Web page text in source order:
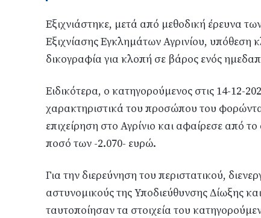
Εξιχνιάστηκε, μετά από μεθοδική έρευνα
Εξιχνίασης Εγκλημάτων Αγρινίου, υπόθεση
δικογραφία για κλοπή σε βάρος ενός
Ειδικότερα, ο κατηγορούμενος στις 14-12-
χαρακτηριστικά του προσώπου του
επιχείρηση στο Αγρίνιο και αφαίρεσε από
ποσό των -2.070- ευρώ.
Για την διερεύνηση του περιστατικού,
αστυνομικούς της Υποδιεύθυνσης Δίωξης
ταυτοποίησαν τα στοιχεία του